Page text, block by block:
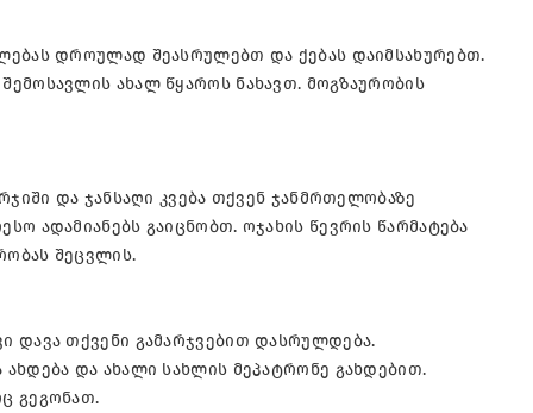
დროულად შეასრულებთ და ქებას დაიმსახურებთ.
ახალ წყაროს ნახავთ. მოგზაურობის
და ჯანსაღი კვება თქვენ ჯანმრთელობაზე
ადამიანებს გაიცნობთ. ოჯახის წევრის წარმატება
შეცვლის.
დავა თქვენი გამარჯვებით დასრულდება.
და ახალი სახლის მეპატრონე გახდებით.
გეგონათ.